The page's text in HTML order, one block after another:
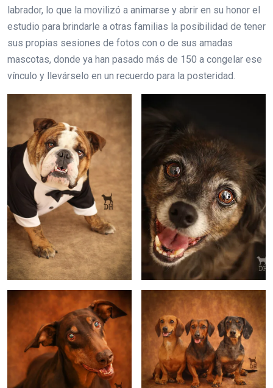
labrador, lo que la movilizó a animarse y abrir en su honor el
estudio para brindarle a otras familias la posibilidad de tener
sus propias sesiones de fotos con o de sus amadas
mascotas, donde ya han pasado más de 150 a congelar ese
vínculo y llevárselo en un recuerdo para la posteridad.